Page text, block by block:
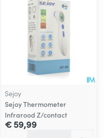
Sejoy
Sejoy Thermometer
Infrarood Z/contact
€ 59,99